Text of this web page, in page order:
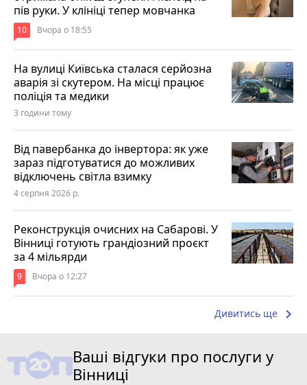
пів руки. У клініці тепер мовчанка
10 Вчора о 18:55
На вулиці Київська сталася серйозна
аварія зі скутером. На місці працює
поліція та медики
3 години тому
Від павербанка до інвертора: як уже
зараз підготуватися до можливих
відключень світла взимку
4 серпня 2026 р.
Реконструкція очисних на Сабарові. У
Вінниці готують грандіозний проєкт
за 4 мільярди
9 Вчора о 12:27
Дивитись ще keyboard_arrow_right
Ваші відгуки про послуги у
Вінниці